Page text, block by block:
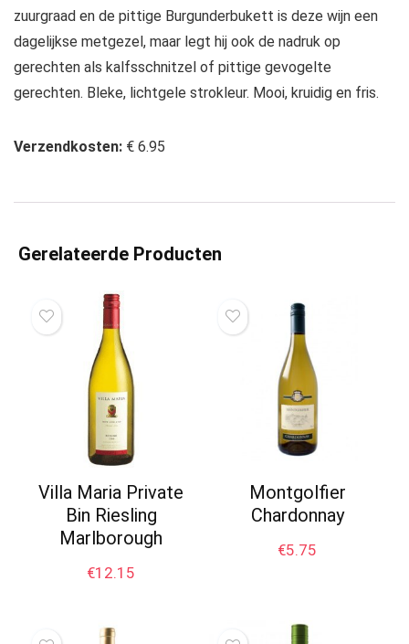
zuurgraad en de pittige Burgunderbukett is deze wijn een
dagelijkse metgezel, maar legt hij ook de nadruk op
gerechten als kalfsschnitzel of pittige gevogelte
gerechten. Bleke, lichtgele strokleur. Mooi, kruidig en fris.
Verzendkosten: € 6.95
Gerelateerde Producten
Villa Maria Private
Bin Riesling
Marlborough
€12.15
Montgolfier
Chardonnay
€5.75